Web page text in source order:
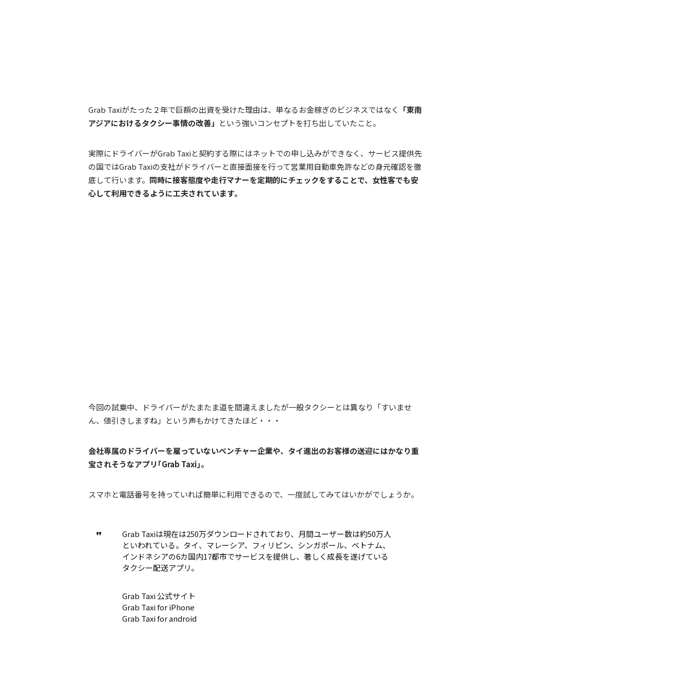
Grab Taxiがたった２年で巨額の出資を受けた理由は、単なるお金稼ぎのビジネスではなく
「東南
アジアにおけるタクシー事情の改善」 という強いコンセプトを打ち出していたこと。
実際にドライバーがGrab Taxiと契約する際にはネットでの申し込みができなく、サービス提供先
の国ではGrab Taxiの支社がドライバーと直接面接を行って営業用自動車免許などの身元確認を徹
底して行います。 同時に接客態度や走行マナーを定期的にチェックをすることで、女性客でも安
心して利用できるように工夫されています。
今回の試乗中、ドライバーがたまたま道を間違えましたが一般タクシーとは異なり「すいませ
ん、値引きしますね」という声もかけてきたほど・・・
会社専属のドライバーを雇っていないベンチャー企業や、タイ進出のお客様の送迎にはかなり重
宝されそうなアプリ｢Grab Taxi｣。
スマホと電話番号を持っていれば簡単に利用できるので、一度試してみてはいかがでしょうか。
Grab Taxiは現在は250万ダウンロードされており、月間ユーザー数は約50万人
といわれている。タイ、マレーシア、フィリピン、シンガポール、ベトナム、
インドネシアの6カ国内17都市でサービスを提供し、著しく成長を遂げている
タクシー配送アプリ。
Grab Taxi 公式サイト
Grab Taxi for iPhone
Grab Taxi for android